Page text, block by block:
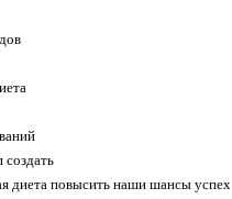
создать
диета повысить наши шансы успех